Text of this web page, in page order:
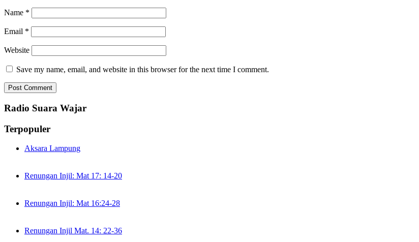
Name *
Email *
Website
Save my name, email, and website in this browser for the next time I comment.
Radio Suara Wajar
Terpopuler
Aksara Lampung
Renungan Injil: Mat 17: 14-20
Renungan Injil: Mat 16:24-28
Renungan Injil Mat. 14: 22-36